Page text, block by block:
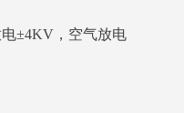
±4KV，空气放电